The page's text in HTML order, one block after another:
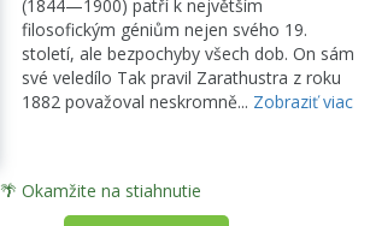
(1844—1900) patří k největším
filosofickým géniům nejen svého 19.
století, ale bezpochyby všech dob. On sám
své veledílo Tak pravil Zarathustra z roku
1882 považoval neskromně... Zobraziť viac
🌴 Okamžite na stiahnutie